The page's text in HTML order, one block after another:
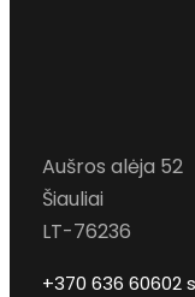
Aušros alėja 52
Šiauliai
LT-76236
+370 636 60602